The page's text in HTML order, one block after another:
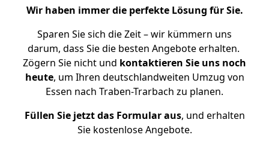
Wir haben immer die perfekte Lösung für Sie.
Sparen Sie sich die Zeit – wir kümmern uns
darum, dass Sie die besten Angebote erhalten.
Zögern Sie nicht und kontaktieren Sie uns noch
heute, um Ihren deutschlandweiten Umzug von
Essen nach Traben-Trarbach zu planen.
Füllen Sie jetzt das Formular aus, und erhalten
Sie kostenlose Angebote.